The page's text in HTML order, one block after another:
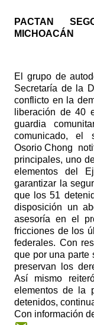
PACTAN
MICHOACÁN
El grupo de
Secretaría de la
conflicto en la
liberación de 40
guardia
comunicado, el
Osorio Chong
principales, uno
elementos del
garantizar la
que los 51
disposición un
asesoría en el
fricciones de los
federales. Con
que por una parte
preservan los
Así mismo
elementos de la
detenidos,
Con información